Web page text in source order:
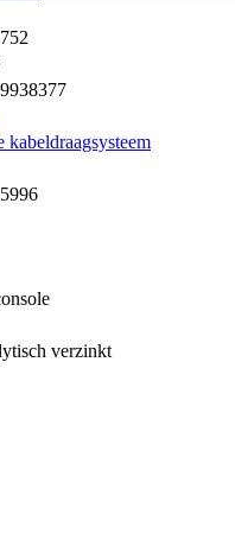
kabeldraagsysteem
verzinkt